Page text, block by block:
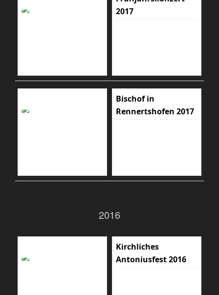
2017
Bischof in
Rennertshofen 2017
2016
Kirchliches
Antoniusfest 2016